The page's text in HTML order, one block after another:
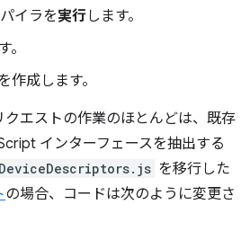
イラを実行します。
。
作成します。
クエストの作業のほとんどは、既存
インターフェースを抽出する
DeviceDescriptors.js を移行した
の場合、コードは次のように変更さ